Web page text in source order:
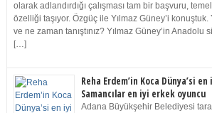
olarak adlandırdığı çalışması tam bir başvuru,
özelliği taşıyor. Özgüç ile Yılmaz Güney’i konuştuk.
ve ne zaman tanıştınız? Yılmaz Güney’in Anadolu
[…]
Reha Erdem’in Koca Dünya’si
Samancılar en iyi erkek oyuncu
Adana Büyükşehir Belediyesi